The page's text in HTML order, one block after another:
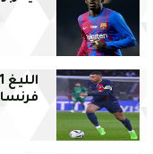
فرنسا